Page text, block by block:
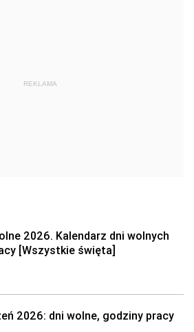
REKLAMA
2026. Kalendarz dni wolnych
[Wszystkie święta]
2026: dni wolne, godziny pracy